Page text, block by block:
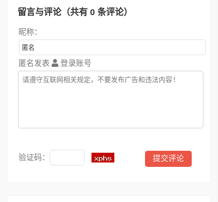
留言与评论（共有 0 条评论）
昵称：
匿名发表 登录账号
验证码：